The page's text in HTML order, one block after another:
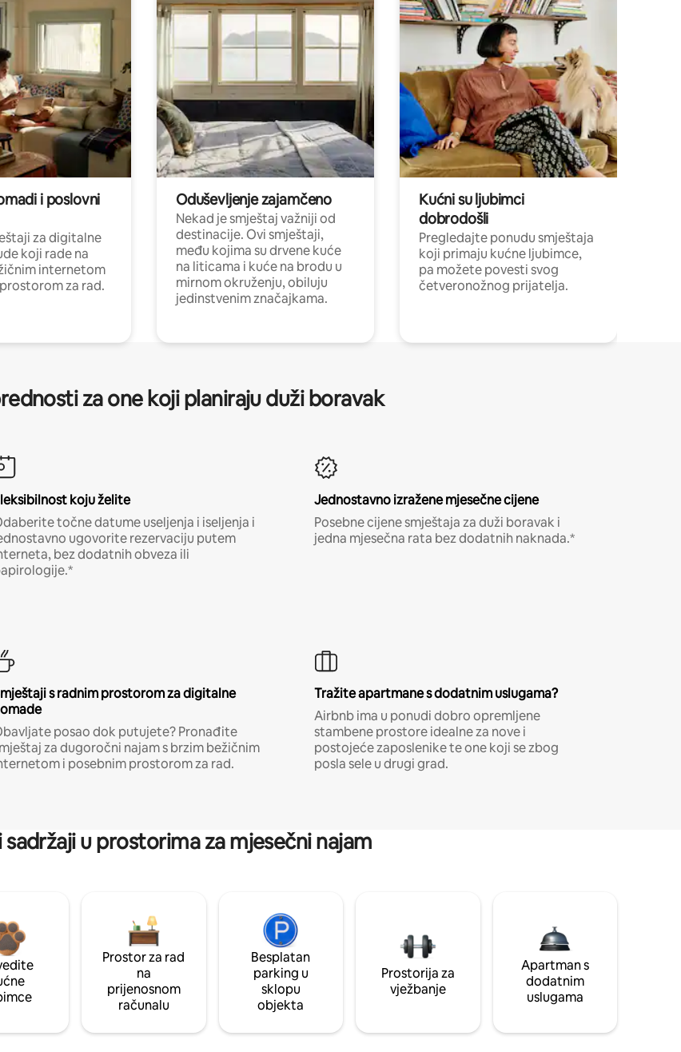
i poslovni
za digitalne
koji rade na
internetom
za rad.
Oduševljenje zajamčeno
Nekad je smještaj važniji od
destinacije. Ovi smještaji,
među kojima su drvene kuće
na liticama i kuće na brodu u
mirnom okruženju, obiluju
jedinstvenim značajkama.
Kućni su ljubimci
dobrodošli
Pregledajte ponudu smještaja
koji primaju kućne ljubimce,
pa možete povesti svog
četveronožnog prijatelja.
za one koji planiraju duži boravak
koju želite
točne datume useljenja i iseljenja i
ugovorite rezervaciju putem
bez dodatnih obveza ili
Jednostavno izražene mjesečne cijene
Posebne cijene smještaja za duži boravak i
jedna mjesečna rata bez dodatnih naknada.*
s radnim prostorom za digitalne
posao dok putujete? Pronađite
za dugoročni najam s brzim bežičnim
i posebnim prostorom za rad.
Tražite apartmane s dodatnim uslugama?
Airbnb ima u ponudi dobro opremljene
stambene prostore idealne za nove i
postojeće zaposlenike te one koji se zbog
posla sele u drugi grad.
sadržaji u prostorima za mjesečni najam
Prostor za rad
na
prijenosnom
računalu
Besplatan
parking u
sklopu
objekta
Prostorija za
vježbanje
Apartman s
dodatnim
uslugama